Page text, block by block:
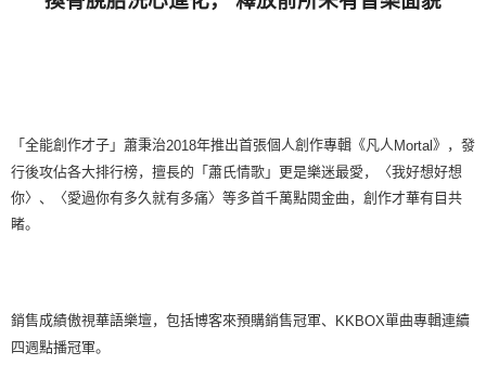
「全能創作才子」蕭秉治2018年推出首張個人創作專輯《凡人 Mortal 》，發
行後攻佔各大排行榜，擅長的「蕭氏情歌」更是樂迷最愛，〈我好想好想
你〉、〈愛過你有多久就有多痛〉等多首千萬點閱金曲，創作才華有目共
睹。
銷售成績傲視華語樂壇，包括博客來預購銷售冠軍、 KKBOX單曲專輯連續
四週點播冠軍。